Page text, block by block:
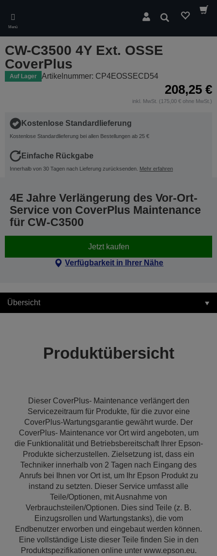
main
content
Menü
Suchen
CW-C3500 4Y Ext. OSSE
CoverPlus
Auf Lager Artikelnummer: CP4EOSSECD54
208,25 €
inkl. MwSt. (175,00 € ohne MwSt.)
Kostenlose Standardlieferung
Kostenlose Standardlieferung bei allen Bestellungen ab 25 €
Einfache Rückgabe
Innerhalb von 30 Tagen nach Lieferung zurücksenden. Mehr erfahren
4E Jahre Verlängerung des Vor-Ort-
Service von CoverPlus Maintenance
für CW-C3500
Jetzt kaufen
Verfügbarkeit in Ihrer Nähe
Übersicht
Produktübersicht
Dieser CoverPlus- Maintenance verlängert den
Servicezeitraum für Produkte, für die zuvor eine
CoverPlus-Wartungsgarantie gewährt wurde. Der
CoverPlus- Maintenance vor Ort wird angeboten, um
die Funktionalität und Betriebsbereitschaft Ihrer Epson-
Produkte sicherzustellen. Zielsetzung ist, dass ein
Techniker innerhalb von 2 Tagen nach Eingang des
Anrufs bei Ihnen vor Ort ist, um Ihr Epson Produkt zu
instand zu setzten. Dieser Service umfasst alle
Teile/Optionen, mit Ausnahme von
Verbrauchsteilen/Optionen. Dies sind Teile (z. B.
Einzugsrollen und Wartungstanks), die vom
Endbenutzer erworben und eingebaut werden können.
Eine vollständige Liste dieser Teile finden Sie in den
Produktspezifikationen online unter www.epson.eu.